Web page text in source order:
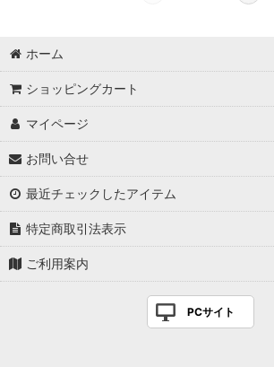
ホーム
ショッピングカート
マイページ
お問い合せ
最近チェックしたアイテム
特定商取引法表示
ご利用案内
PCサイト